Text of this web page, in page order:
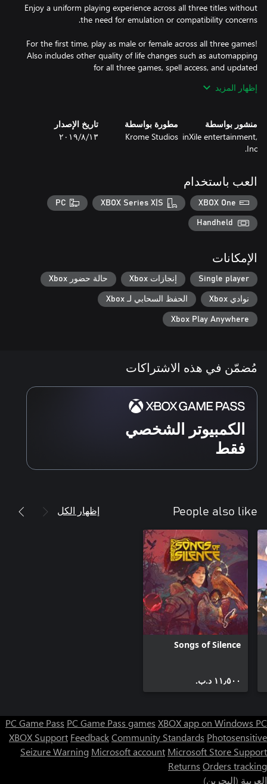
Enjoy a uniform playing experience across all three titles without
For the first time, play as male or female across all three games!
Also includes other quality of life changes such as automapping
for all three games, spell access, and updated
The Bard's Tale Trilogy is a chance for old fans to be young once
crawler fans to discover why these games matter so much all
these years later. Pick up the game and start your epic adventure
today!
إظهار المزيد
منشور بواسطة
inXile entertainment,
Inc.
مطورة بواسطة
Krome Studios
تاريخ الإصدار
١٣‏/٨‏/٢٠١٩
العب باستخدام
XBOX One
XBOX Series X|S
PC
Handheld
الإمكانات
Single player إنجازات Xbox حالة حضور Xbox
نوادي Xbox الحفظ السحابي لـ Xbox
Xbox Play Anywhere
مُضمّن في هذه الاشتراكات
الكمبيوتر الشخصي
فقط
People also like إظهار الكل
Songs of Silence
١١٫٥٠٠ د.ب.‏
PC Game Pass PC Game Pass games XBOX app on Windows PC
XBOX Support FeedbackCommunity Standards Photosensitive
Seizure Warning Microsoft account Microsoft Store Support
Returns Orders tracking
العربية (البحرين)